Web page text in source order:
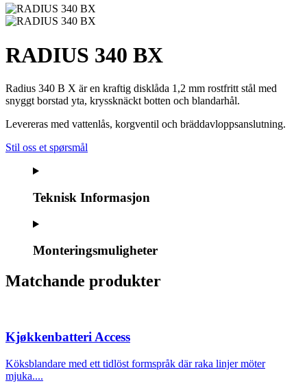
RADIUS 340 BX
Radius 340 B X är en kraftig disklåda 1,2 mm rostfritt stål med
snyggt borstad yta, kryssknäckt botten och blandarhål.
Levereras med vattenlås, korgventil och bräddavloppsanslutning.
Stil oss et spørsmål
Teknisk Informasjon
Monteringsmuligheter
Matchande produkter
Kjøkkenbatteri Access
Köksblandare med ett tidlöst formspråk där raka linjer möter
mjuka....